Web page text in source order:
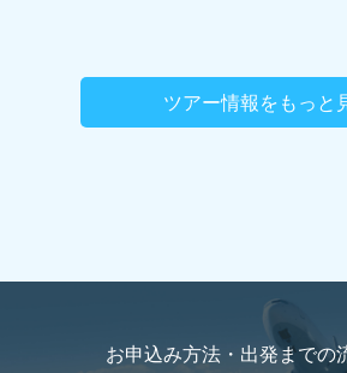
ツアー情報をもっと
お申込み方法・出発までの